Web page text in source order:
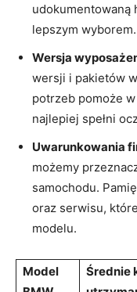
udokumentowaną
lepszym‌ wyborem.
Wersja⁣
wersji ⁢i pakietów
potrzeb pomoże
najlepiej ⁤spełni‍
Uwarunkowania
⁢możemy
samochodu.
oraz serwisu,
modelu.
Model
Średnie